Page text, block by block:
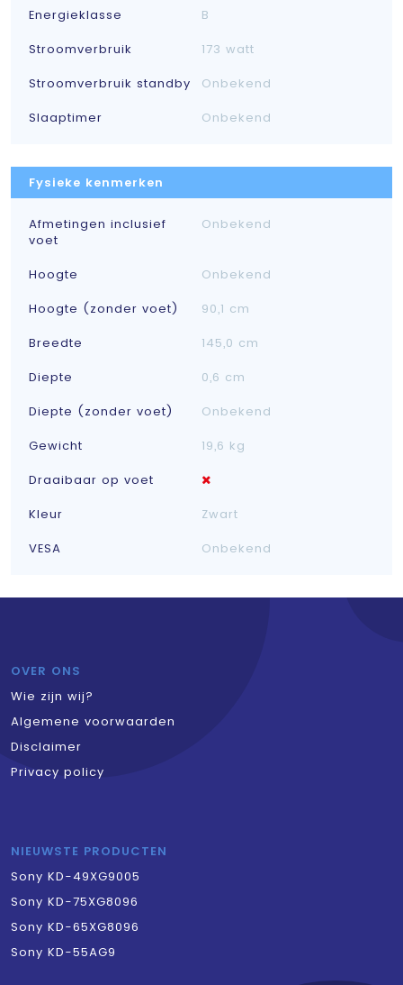
Energieklasse
B
Stroomverbruik
173 watt
Stroomverbruik standby
Onbekend
Slaaptimer
Onbekend
Fysieke kenmerken
Afmetingen inclusief
voet
Onbekend
Hoogte
Onbekend
Hoogte (zonder voet)
90,1 cm
Breedte
145,0 cm
Diepte
0,6 cm
Diepte (zonder voet)
Onbekend
Gewicht
19,6 kg
Draaibaar op voet
Kleur
Zwart
VESA
Onbekend
OVER ONS
Wie zijn wij?
Algemene voorwaarden
Disclaimer
Privacy policy
NIEUWSTE PRODUCTEN
Sony KD-49XG9005
Sony KD-75XG8096
Sony KD-65XG8096
Sony KD-55AG9